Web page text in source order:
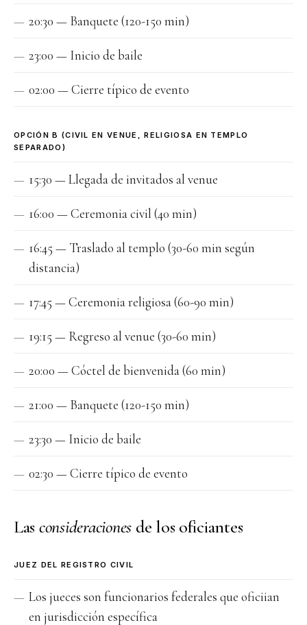
20:30 — Banquete (120-150 min)
23:00 — Inicio de baile
02:00 — Cierre típico de evento
OPCIÓN B (CIVIL EN VENUE, RELIGIOSA EN TEMPLO
SEPARADO)
15:30 — Llegada de invitados al venue
16:00 — Ceremonia civil (40 min)
16:45 — Traslado al templo (30-60 min según
distancia)
17:45 — Ceremonia religiosa (60-90 min)
19:15 — Regreso al venue (30-60 min)
20:00 — Cóctel de bienvenida (60 min)
21:00 — Banquete (120-150 min)
23:30 — Inicio de baile
02:30 — Cierre típico de evento
Las consideraciones de los oficiantes
JUEZ DEL REGISTRO CIVIL
Los jueces son funcionarios federales que oficiian
en jurisdicción específica